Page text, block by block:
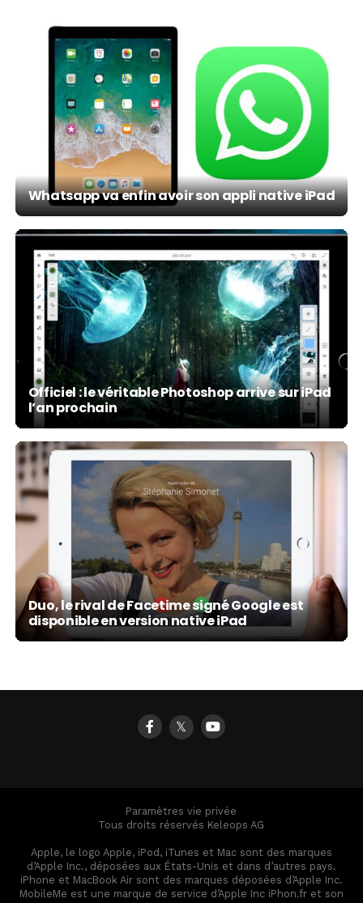
Whatsapp va enfin avoir son appli native iPad
Officiel : le véritable Photoshop arrive sur iPad
l’an prochain
Duo, le rival de Facetime signé Google est
disponible en version native iPad
𝕏
Paramètres vie privée
Tous droits réservés Keleops AG
Apple, le logo Apple, iPod, iTunes et Mac sont des marques
d’Apple Inc., déposées aux États-Unis et dans d’autres pays.
iPhone et MacBook Air sont des marques déposées d’Apple Inc.
MobileMe est une marque de service d’Apple Inc iPhon.fr et son